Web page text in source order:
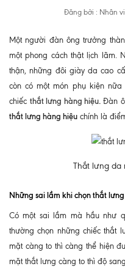
Đăng bởi : Nhân
Một người đàn ông trưởng
một phong cách thật lịch lãm.
thận, những đôi giày da cao
còn có một món phụ kiện
chiếc thắt lưng hàng hiệu.Đàn
thắt lưng hàng hiệu chính là
Thắt lưng da
Những sai lầm khi chọn thắt
Có một sai lầm mà hầu như
thường chọn những chiếc thắt
mặt càng to thì càng thể hiện
mặt thắt lưng càng to thì độ